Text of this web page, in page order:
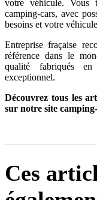
votre véhicule. Vous
camping-cars, avec
besoins et votre
Entreprise fraçaise
référence dans le
qualité fabriqués
exceptionnel.
Découvrez tous les
sur notre site
Ces